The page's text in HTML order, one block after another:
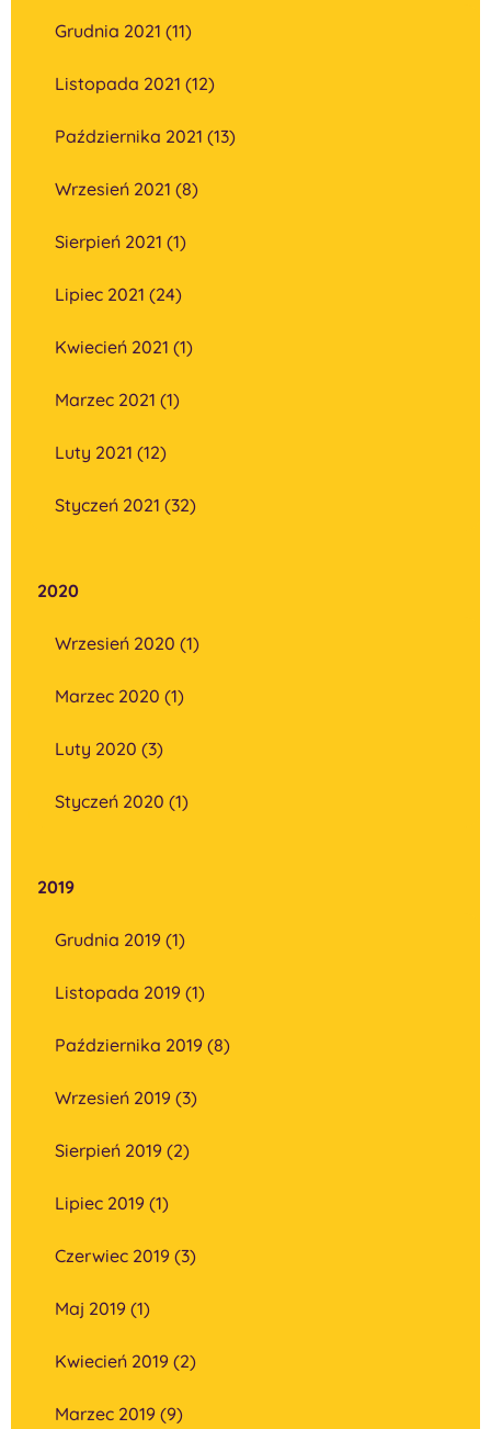
Grudnia 2021 (11)
Listopada 2021 (12)
Października 2021 (13)
Wrzesień 2021 (8)
Sierpień 2021 (1)
Lipiec 2021 (24)
Kwiecień 2021 (1)
Marzec 2021 (1)
Luty 2021 (12)
Styczeń 2021 (32)
2020
Wrzesień 2020 (1)
Marzec 2020 (1)
Luty 2020 (3)
Styczeń 2020 (1)
2019
Grudnia 2019 (1)
Listopada 2019 (1)
Października 2019 (8)
Wrzesień 2019 (3)
Sierpień 2019 (2)
Lipiec 2019 (1)
Czerwiec 2019 (3)
Maj 2019 (1)
Kwiecień 2019 (2)
Marzec 2019 (9)